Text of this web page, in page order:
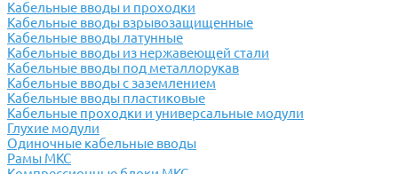
Кабельные вводы и проходки
Кабельные вводы взрывозащищенные
Кабельные вводы латунные
Кабельные вводы из нержавеющей стали
Кабельные вводы под металлорукав
Кабельные вводы с заземлением
Кабельные вводы пластиковые
Кабельные проходки и универсальные модули
Глухие модули
Одиночные кабельные вводы
Рамы МКС